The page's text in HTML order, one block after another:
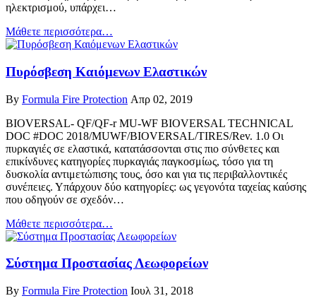
ηλεκτρισμού, υπάρχει…
Μάθετε περισσότερα…
Πυρόσβεση Καιόμενων Ελαστικών
By Formula Fire Protection Απρ 02, 2019
BIOVERSAL- QF/QF-r MU-WF BIOVERSAL TECHNICAL
DOC #DOC 2018/MUWF/BIOVERSAL/TIRES/Rev. 1.0 Οι
πυρκαγιές σε ελαστικά, κατατάσσονται στις πιο σύνθετες και
επικίνδυνες κατηγορίες πυρκαγιάς παγκοσμίως, τόσο για τη
δυσκολία αντιμετώπισης τους, όσο και για τις περιβαλλοντικές
συνέπειες. Υπάρχουν δύο κατηγορίες: ως γεγονότα ταχείας καύσης
που οδηγούν σε σχεδόν…
Μάθετε περισσότερα…
Σύστημα Προστασίας Λεωφορείων
By Formula Fire Protection Ιουλ 31, 2018